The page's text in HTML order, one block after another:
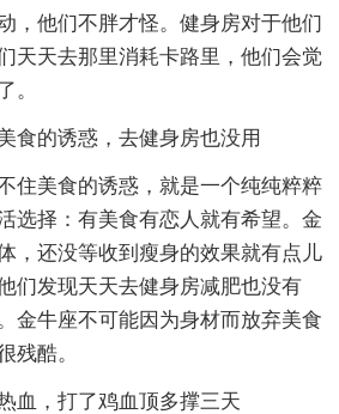
，他们不胖才怪。健身房对于他们
天天去那里消耗卡路里，他们会觉
。
食的诱惑，去健身房也没用
住美食的诱惑，就是一个纯纯粹粹
选择：有美食有恋人就有希望。金
，还没等收到瘦身的效果就有点儿
们发现天天去健身房减肥也没有
金牛座不可能因为身材而放弃美食
残酷。
血，打了鸡血顶多撑三天